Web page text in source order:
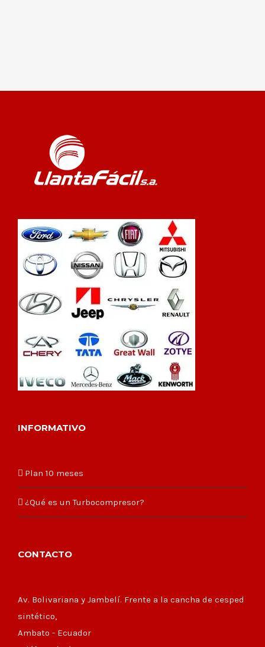
INFORMATIVO
Plan 10 meses
¿Qué es un Turbocompresor?
CONTACTO
Av. Bolivariana y Jambelí. Frente a la cancha de cesped
sintético,
Ambato - Ecuador